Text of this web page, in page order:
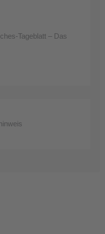
Tageblatt – Das